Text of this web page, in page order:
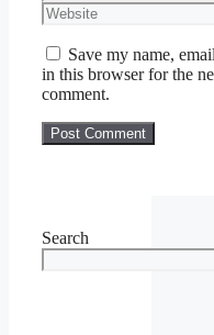
MAKLUMAT
Malaysia
Penempatan :
Website
Save my name,
in this browser for the
comment.
Search